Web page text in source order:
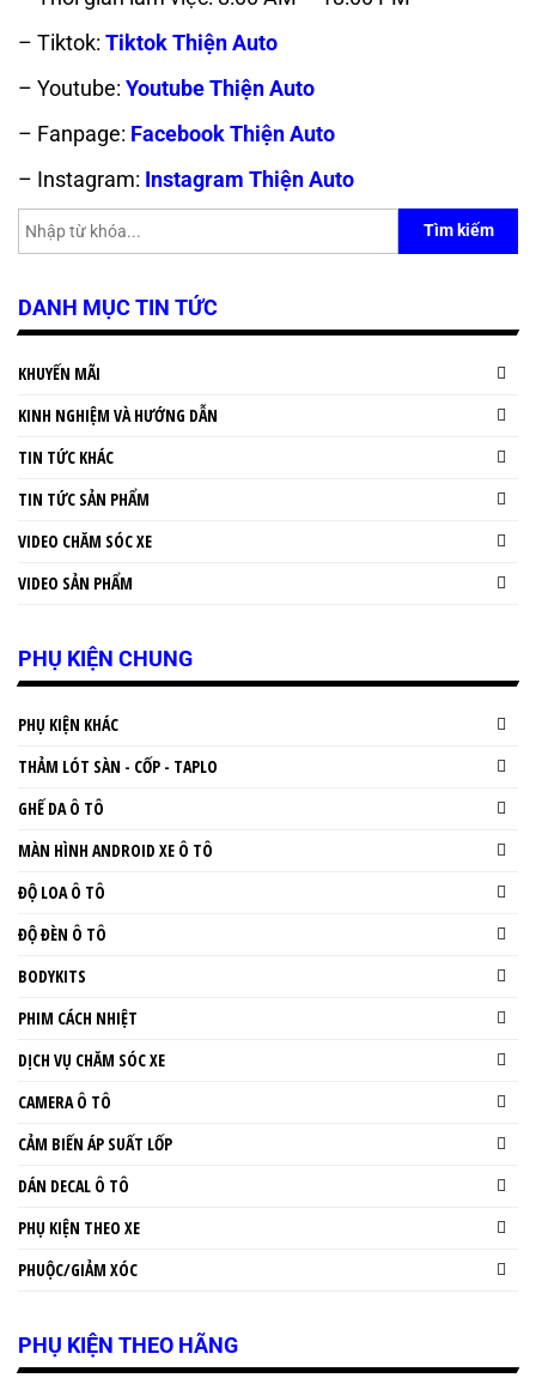
– Tiktok: Tiktok Thiện Auto
– Youtube: Youtube Thiện Auto
– Fanpage: Facebook Thiện Auto
– Instagram: Instagram Thiện Auto
Tìm kiếm
DANH MỤC TIN TỨC
KHUYẾN MÃI
KINH NGHIỆM VÀ HƯỚNG DẪN
TIN TỨC KHÁC
TIN TỨC SẢN PHẨM
VIDEO CHĂM SÓC XE
VIDEO SẢN PHẨM
PHỤ KIỆN CHUNG
PHỤ KIỆN KHÁC
THẢM LÓT SÀN - CỐP - TAPLO
GHẾ DA Ô TÔ
MÀN HÌNH ANDROID XE Ô TÔ
ĐỘ LOA Ô TÔ
ĐỘ ĐÈN Ô TÔ
BODYKITS
PHIM CÁCH NHIỆT
DỊCH VỤ CHĂM SÓC XE
CAMERA Ô TÔ
CẢM BIẾN ÁP SUẤT LỐP
DÁN DECAL Ô TÔ
PHỤ KIỆN THEO XE
PHUỘC/GIẢM XÓC
PHỤ KIỆN THEO HÃNG